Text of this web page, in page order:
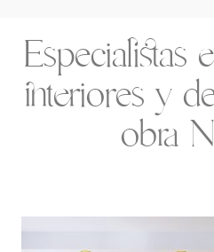
Especialistas
interiores y
obra